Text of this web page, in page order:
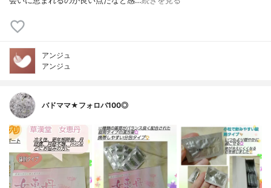
アンジュ
アンジュ
バドママ★フォロバ100◎